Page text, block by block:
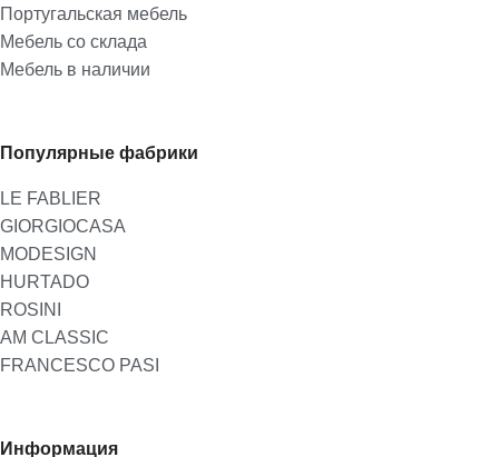
Португальская мебель
Мебель со склада
Мебель в наличии
Популярные фабрики
LE FABLIER
GIORGIOCASA
MODESIGN
HURTADO
ROSINI
AM CLASSIC
FRANCESCO PASI
Информация